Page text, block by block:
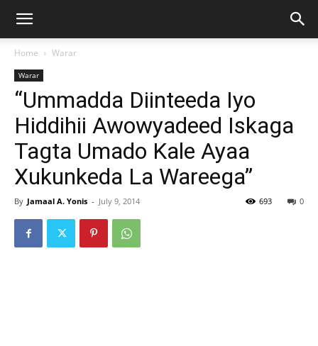
Home Warar
Warar
“Ummadda Diinteeda Iyo
Hiddihii Awowyadeed Iskaga
Tagta Umado Kale Ayaa
Xukunkeda La Wareega”
By Jamaal A. Yonis - July 9, 2014 0
693